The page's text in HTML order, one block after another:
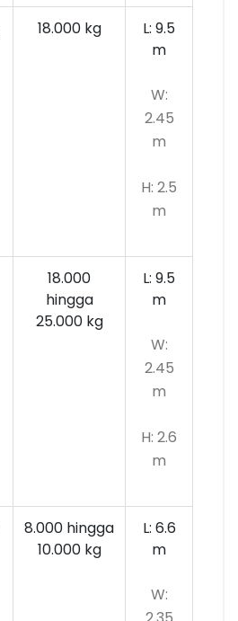
18.000 kg
L: 9.5
m
W:
2.45
m
H: 2.5
m
18.000
hingga
25.000 kg
L: 9.5
m
W:
2.45
m
H: 2.6
m
8.000 hingga
10.000kg
L: 6.6
m
W: